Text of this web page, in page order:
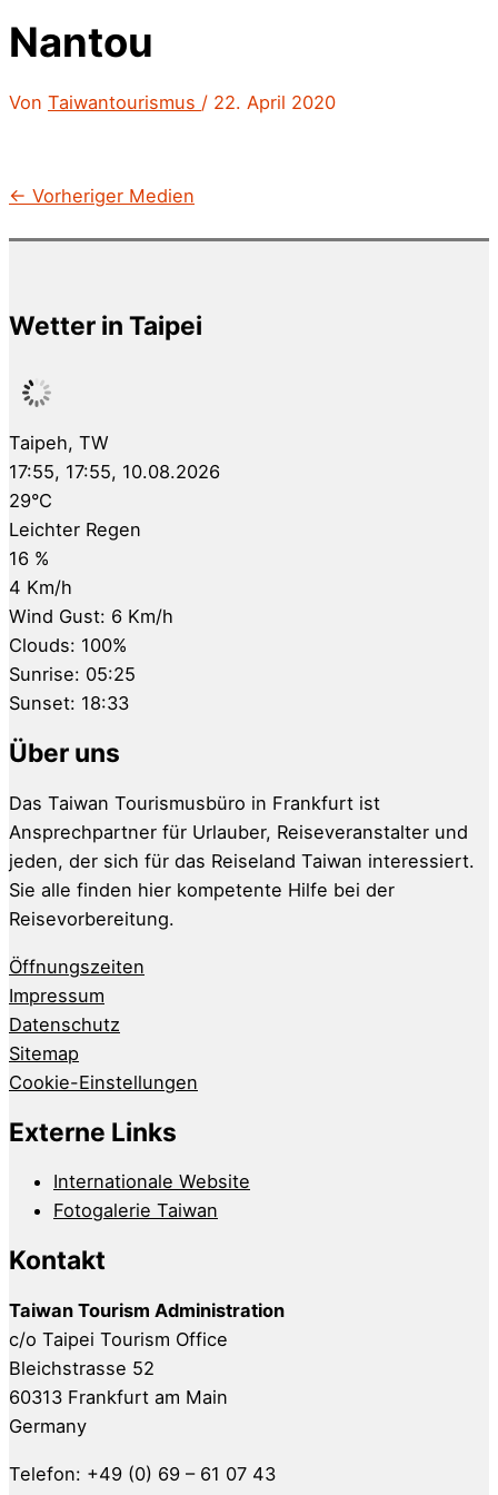
Nantou
Von Taiwantourismus / 22. April 2020
← Vorheriger Medien
Wetter in Taipei
Taipeh, TW
17:55, 17:55, 10.08.2026
29°C
Leichter Regen
16 %
4 Km/h
Wind Gust: 6 Km/h
Clouds: 100%
Sunrise: 05:25
Sunset: 18:33
Über uns
Das Taiwan Tourismusbüro in Frankfurt ist
Ansprechpartner für Urlauber, Reiseveranstalter und
jeden, der sich für das Reiseland Taiwan interessiert.
Sie alle finden hier kompetente Hilfe bei der
Reisevorbereitung.
Öffnungszeiten
Impressum
Datenschutz
Sitemap
Cookie-Einstellungen
Externe Links
Internationale Website
Fotogalerie Taiwan
Kontakt
Taiwan Tourism Administration
c/o Taipei Tourism Office
Bleichstrasse 52
60313 Frankfurt am Main
Germany
Telefon: +49 (0) 69 – 61 07 43